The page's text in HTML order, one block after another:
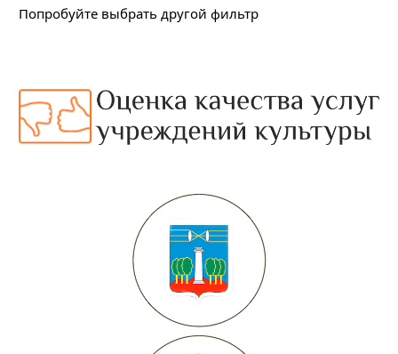
Попробуйте выбрать другой фильтр